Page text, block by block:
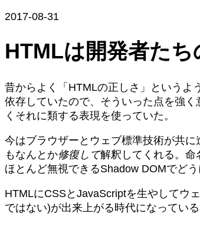
2017-08-31
HTMLは開発者たち
昔からよく「HTMLの正しさ」というよ
依存していたので、そういった点を強
くそれに類する表現を使っていた。
今はブラウザーとウェブ標準技術が共
もなんとか修復して解釈してくれる。命
ほとんど無視できるShadow DOMでど
HTMLにCSSとJavaScriptを生やしてウ
ではない)が出来上がる時代になってい